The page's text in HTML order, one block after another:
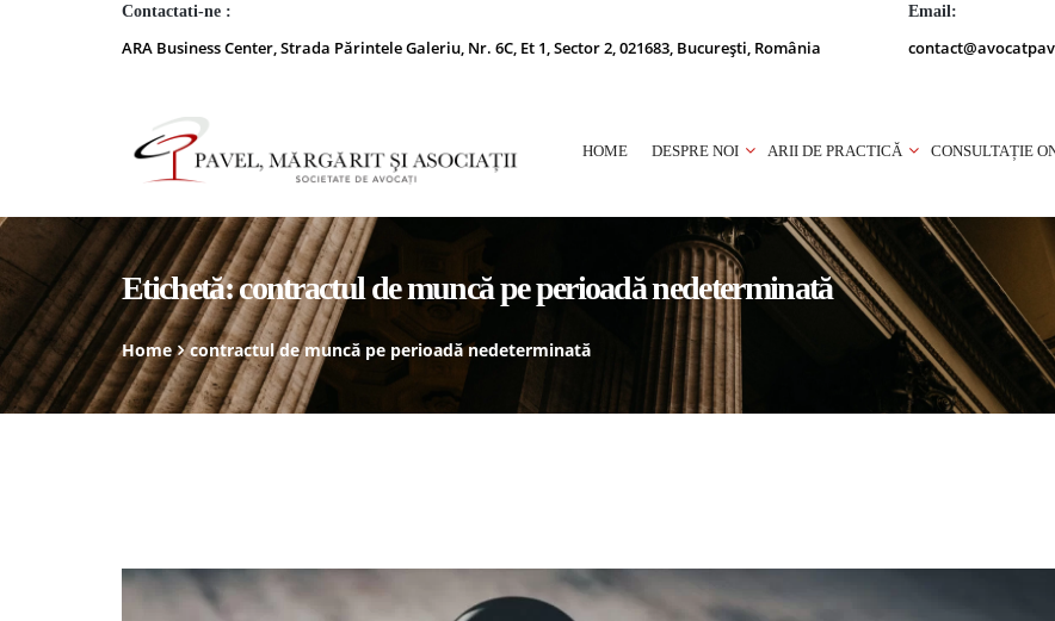
Contactati-ne :
ARA Business Center, Strada Părintele Galeriu, Nr. 6C, Et 1, Sector 2, 021683, București, România
Email:
HOME DESPRE NOI ARII DE PRACTICĂ CONSULTAȚIE
Etichetă:contractul de muncă pe perioadă nedeterminată
Home contractul de muncă pe perioadă nedeterminată